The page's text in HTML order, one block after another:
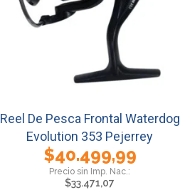
Reel De Pesca Frontal Waterdog
Evolution 353 Pejerrey
$40.499,99
$33.471,07